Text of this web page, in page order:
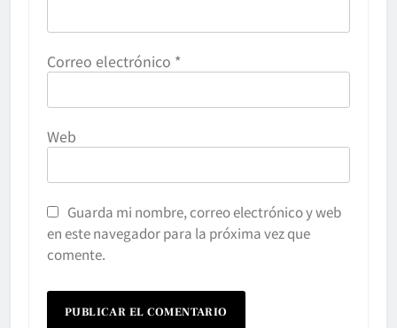
Correo electrónico *
Web
Guarda mi nombre, correo electrónico y web
en este navegador para la próxima vez que
comente.